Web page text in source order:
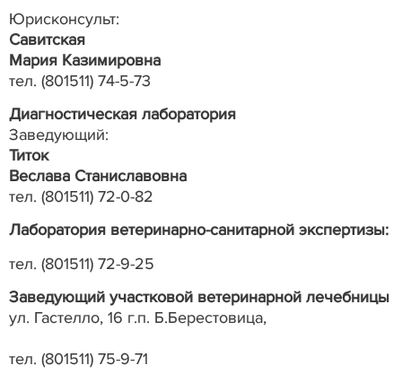
Юрисконсульт:
Cавитская
Мария Казимировна
тел. (801511) 74-5-73
Диагностическая лаборатория
Заведующий:
Титок
Веслава Станиславовна
тел. (801511) 72-0-82
Лаборатория ветеринарно-санитарной экспертизы:
тел. (801511) 72-9-25
Заведующий участковой ветеринарной лечебницы
ул. Гастелло, 16 г.п. Б.Берестовица,
тел. (801511) 75-9-71